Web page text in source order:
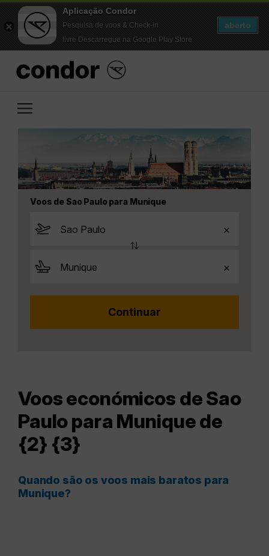
Aplicação Condor
Pesquisa de voos & Check-in
livre Descarregue na Google Play Store
aberto
Voos de Sao Paulo para Munique
Voos económicos de Sao
Paulo para Munique de
{2} {3}
Quando são os voos mais baratos para
Munique?